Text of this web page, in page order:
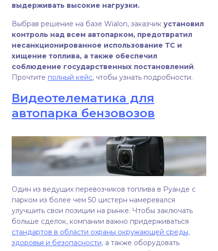
выдерживать высокие нагрузки.
Выбрав решение на базе Wialon, заказчик установил
контроль над всем автопарком, предотвратил
несанкционированное использование ТС и
хищение топлива, а также обеспечил
соблюдение государственных постановлений.
Прочтите полный кейс, чтобы узнать подробности.
Видеотелематика для
автопарка бензовозов
Один из ведущих перевозчиков топлива в Руанде с
парком из более чем 50 цистерн намеревался
улучшить свои позиции на рынке. Чтобы заключать
больше сделок, компании важно придерживаться
стандартов в области охраны окружающей среды,
здоровья и безопасности, а также оборудовать